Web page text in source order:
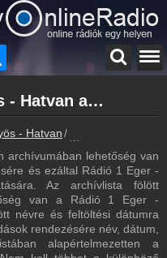
oldalára
Rádió 1 Eger - Gyöngyös - Hatvan archívum - Rádió 1 Eger - Gyöngyös - Hatvan podcasts - Rádió 1 Eger - Gyöngyös - Hatvan visszahallgatás
- Hatvan
archívumában lehetőség van
és ezáltal Rádió 1 Eger -
Az archívlista fölött
van a Rádió 1 Eger -
névre és feltöltési dátumra
rendezésére név, dátum,
alapértelmezetten a